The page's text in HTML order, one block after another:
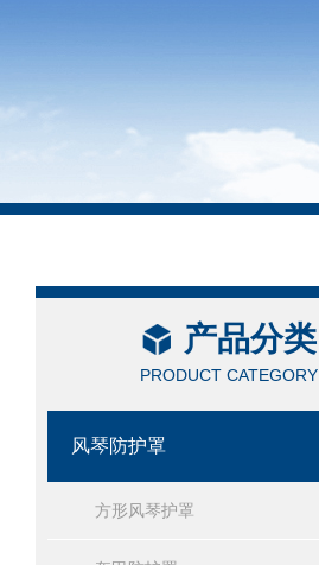
产品分类
PRODUCT CATEGORY
风琴防护罩
方形风琴护罩